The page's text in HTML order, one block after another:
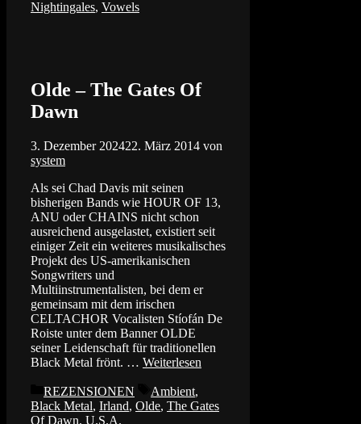
Nightingales, Vowels
Olde – The Gates Of
Dawn
3. Dezember 202422. März 2014 von
system
Als sei Chad Davis mit seinen
bisherigen Bands wie HOUR OF 13,
ANU oder CHAINS nicht schon
ausreichend ausgelastet, existiert seit
einiger Zeit ein weiteres musikalisches
Projekt des US-amerikanischen
Songwriters und
Multiinstrumentalisten, bei dem er
gemeinsam mit dem irischen
CELTACHOR Vocalisten Stíofán De
Roiste unter dem Banner OLDE
seiner Leidenschaft für traditionellen
Black Metal frönt. … Weiterlesen
Kategorien
REZENSIONEN Schlagwörter
Ambient,
Black Metal, Irland, Olde, The Gates
Of Dawn, U.S.A.